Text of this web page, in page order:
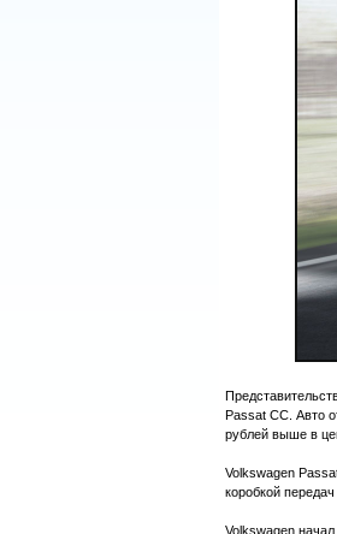
Passat CC. Авто
рублей выше в
Volkswagen
коробкой
Volkswagen